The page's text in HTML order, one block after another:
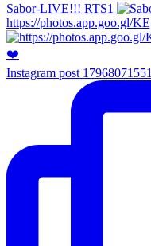
Sabor-LIVE!!! RTS1
https://photos.app.goo.gl/
Instagram post